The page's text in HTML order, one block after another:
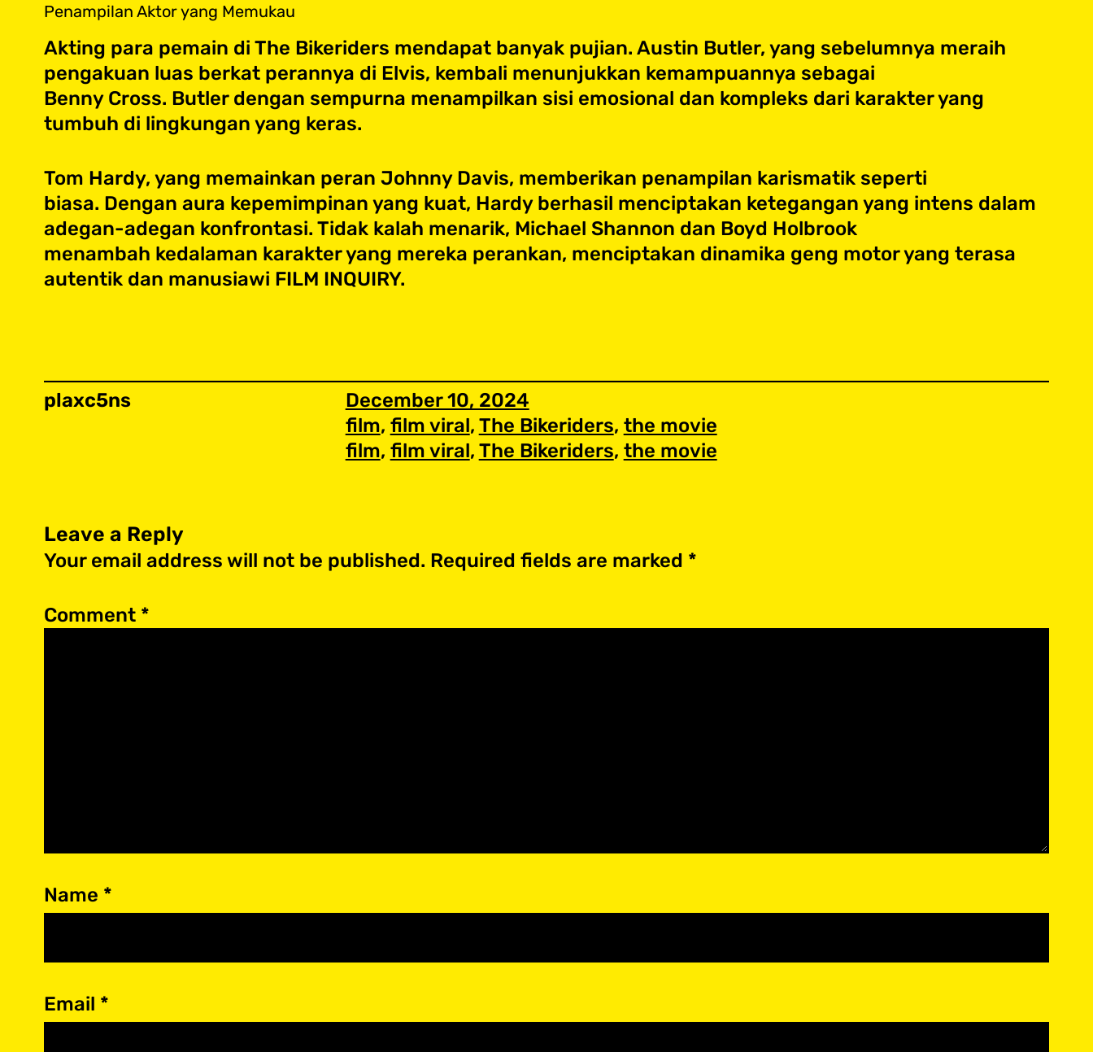
Penampilan Aktor yang Memukau
Akting para pemain di The Bikeriders mendapat banyak pujian. Austin Butler, yang sebelumnya meraih
pengakuan luas berkat perannya di Elvis, kembali menunjukkan kemampuannya sebagai
Benny Cross. Butler dengan sempurna menampilkan sisi emosional dan kompleks dari karakter yang
tumbuh di lingkungan yang keras.
Tom Hardy, yang memainkan peran Johnny Davis, memberikan penampilan karismatik seperti
biasa. Dengan aura kepemimpinan yang kuat, Hardy berhasil menciptakan ketegangan yang intens dalam
adegan-adegan konfrontasi. Tidak kalah menarik, Michael Shannon dan Boyd Holbrook
menambah kedalaman karakter yang mereka perankan, menciptakan dinamika geng motor yang terasa
autentik dan manusiawi​ FILM INQUIRY.
plaxc5ns
December 10, 2024
film, film viral, The Bikeriders, the movie
film, film viral, The Bikeriders, the movie
Leave a Reply
Your email address will not be published. Required fields are marked *
Comment *
Name *
Email *